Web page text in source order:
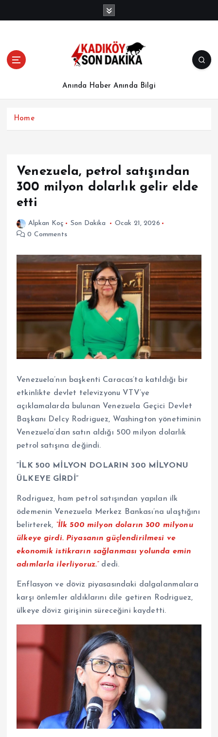
Anında Haber Anında Bilgi
Home
Venezuela, petrol satışından
300 milyon dolarlık gelir elde
etti
Alpkan Koç Son Dakika
Ocak 21, 2026
0 Comments
Venezuela’nın başkenti Caracas’ta katıldığı bir
etkinlikte devlet televizyonu VTV’ye
açıklamalarda bulunan Venezuela Geçici Devlet
Başkanı Delcy Rodriguez, Washington yönetiminin
Venezuela’dan satın aldığı 500 milyon dolarlık
petrol satışına değindi.
“İLK 500 MİLYON DOLARIN 300 MİLYONU
ÜLKEYE GİRDİ”
Rodriguez, ham petrol satışından yapılan ilk
ödemenin Venezuela Merkez Bankası’na ulaştığını
belirterek, “İlk 500 milyon doların 300 milyonu
ülkeye girdi. Piyasanın güçlendirilmesi ve
ekonomik istikrarın sağlanması yolunda emin
adımlarla ilerliyoruz.”dedi.
Enflasyon ve döviz piyasasındaki dalgalanmalara
karşı önlemler aldıklarını dile getiren Rodriguez,
ülkeye döviz girişinin süreceğini kaydetti.